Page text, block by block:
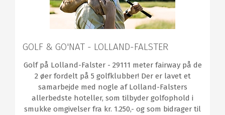
GOLF & GO'NAT - LOLLAND-FALSTER
Golf på Lolland-Falster - 29111 meter fairway på de
2 øer fordelt på 5 golfklubber! Der er lavet et
samarbejde med nogle af Lolland-Falsters
allerbedste hoteller, som tilbyder golfophold i
smukke omgivelser fra kr. 1.250,- og som bidrager til